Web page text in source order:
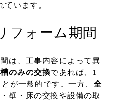
ています。
フォーム期間
は、工事内容によって異
のみの交換であれば、1
が一般的です。一方、 全
・壁・床の交換や設備の取